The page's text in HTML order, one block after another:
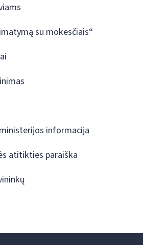
su mokesčiais“
informacija
atitikties paraiška